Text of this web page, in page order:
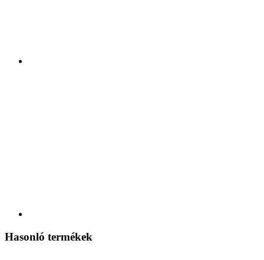
Hasonló termékek